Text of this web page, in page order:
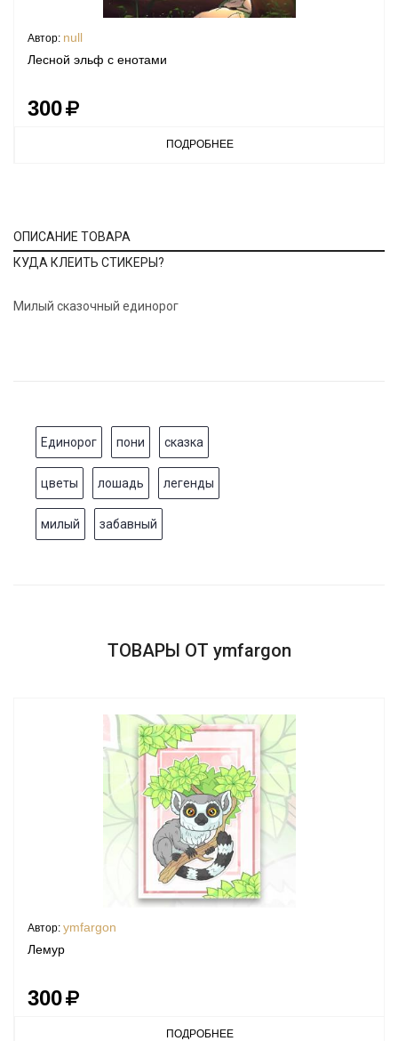
Автор: null
Лесной эльф с енотами
300
ПОДРОБНЕЕ
ОПИСАНИЕ ТОВАРА
КУДА КЛЕИТЬ СТИКЕРЫ?
Милый сказочный единорог
Единорог пони сказка
цветы лошадь легенды
милый забавный
ТОВАРЫ ОТ ymfargon
Автор: ymfargon
Лемур
300
ПОДРОБНЕЕ